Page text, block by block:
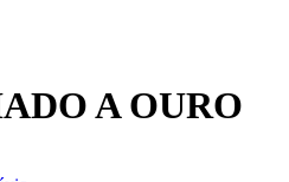
A OURO